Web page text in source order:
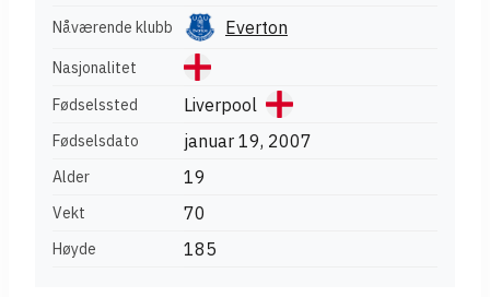
Nåværende klubb Everton
Nasjonalitet
Fødselssted
Liverpool
Fødselsdato januar 19, 2007
Alder 19
Vekt 70
Høyde 185